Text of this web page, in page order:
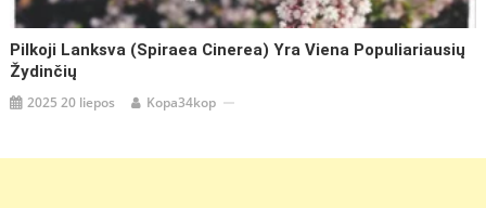
Pilkoji Lanksva (Spiraea Cinerea) Yra Viena Populiariausių
Žydinčių
2025 20 liepos Kopa34kop